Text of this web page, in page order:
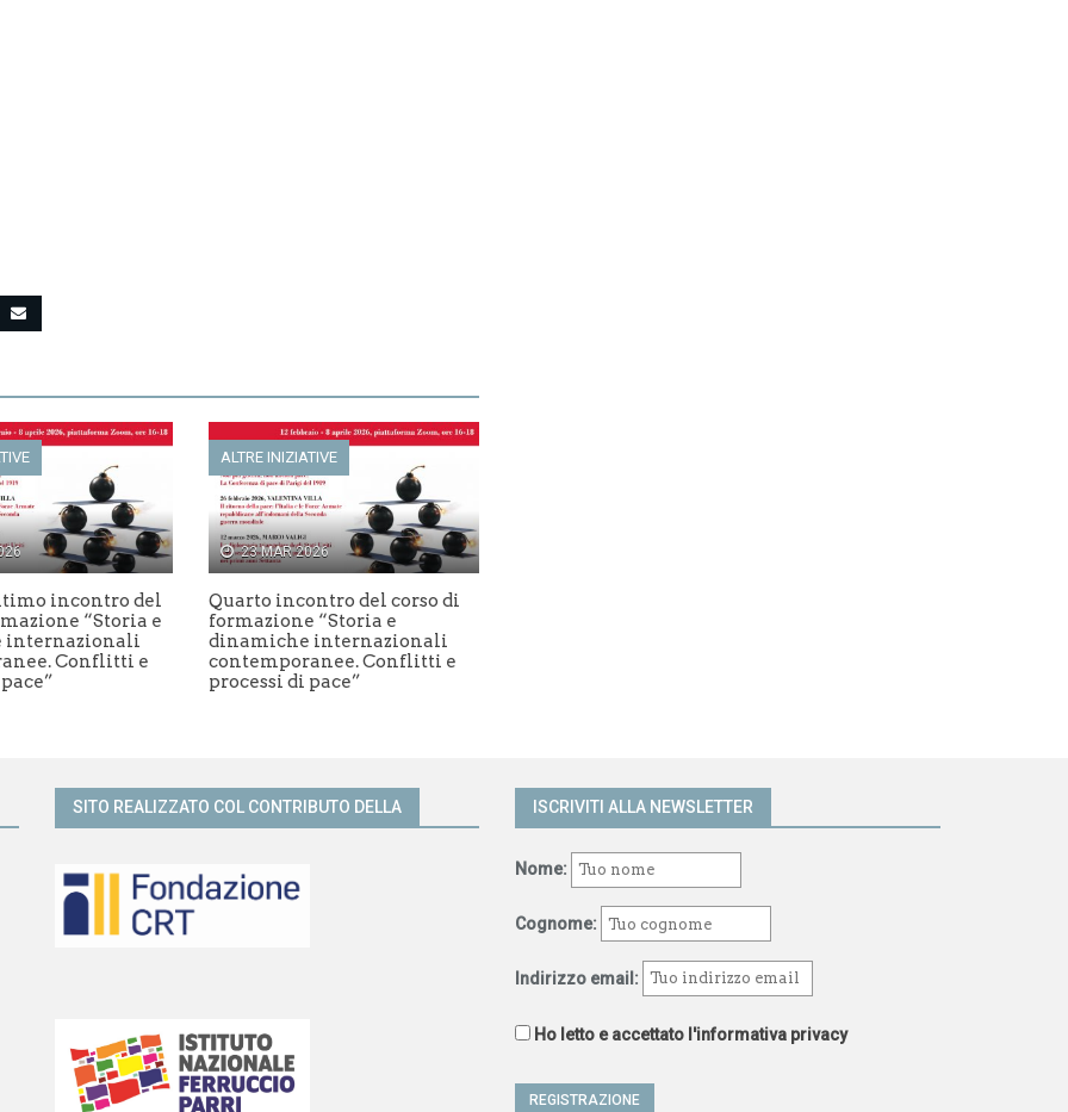
incontro del
“Storia e
internazionali
Conflitti e
ALTRE INIZIATIVE
23 MAR 2026
Quarto incontro del corso di
formazione “Storia e
dinamiche internazionali
contemporanee. Conflitti e
processi di pace”
SITO REALIZZATO COL CONTRIBUTO DELLA ISCRIVITI ALLA NEWSLETTER
Nome:
Cognome:
Indirizzo email:
Ho letto e accettato l'informativa privacy